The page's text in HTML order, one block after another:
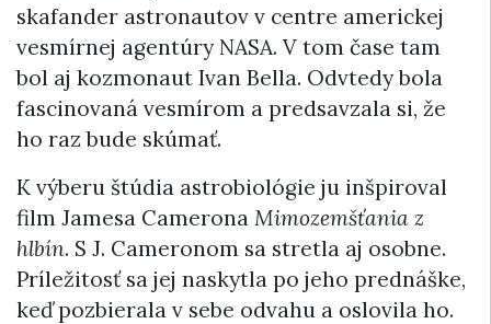
skafander astronautov v centre americkej
vesmírnej agentúry NASA. V tom čase tam
bol aj kozmonaut Ivan Bella. Odvtedy bola
fascinovaná vesmírom a predsavzala si, že
ho raz bude skúmať.
K výberu štúdia astrobiológie ju inšpiroval
film Jamesa Camerona Mimozemšťania z
hlbín. S J. Cameronom sa stretla aj osobne.
Príležitosť sa jej naskytla po jeho prednáške,
keď pozbierala v sebe odvahu a oslovila ho.